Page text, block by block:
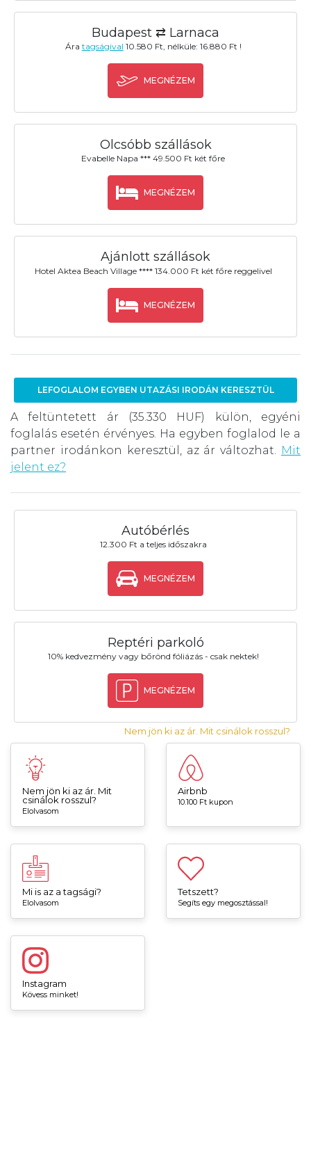
Budapest ⇄ Larnaca
Ára tagságival 10.580 Ft, nélküle: 16.880 Ft !
MEGNÉZEM
Olcsóbb szállások
Evabelle Napa *** 49.500 Ft két főre
MEGNÉZEM
Ajánlott szállások
Hotel Aktea Beach Village **** 134.000 Ft két főre reggelivel
MEGNÉZEM
LEFOGLALOM EGYBEN UTAZÁSI IRODÁN KERESZTÜL
A feltüntetett ár (35.330 HUF) külön, egyéni
foglalás esetén érvényes. Ha egyben foglalod le a
partner irodánkon keresztül, az ár változhat.
Mit
jelent ez?
Autóbérlés
12.300 Ft a teljes időszakra
MEGNÉZEM
Reptéri parkoló
10% kedvezmény vagy bőrönd fóliázás - csak nektek!
MEGNÉZEM
Nem jön ki az ár. Mit csinálok rosszul?
Nem jön ki az ár. Mit
csinálok rosszul?
Elolvasom
Airbnb
10.100 Ft kupon
Mi is az a tagsági?
Elolvasom
Tetszett?
Segíts egy megosztással!
Instagram
Kövess minket!